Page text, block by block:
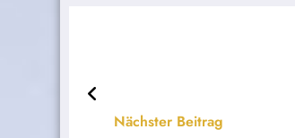
Nächster Beitrag